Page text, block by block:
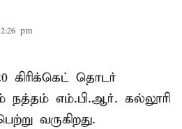
pm
கிரிக்கெட் தொடர்
நத்தம் எம்.பி.ஆர். கல்லூரி
வருகிறது.